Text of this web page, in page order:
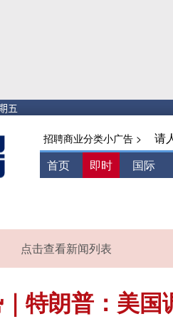
招聘商业分类小广告 > 请
首页 即时 国际
点击查看新闻列表
特朗普：美